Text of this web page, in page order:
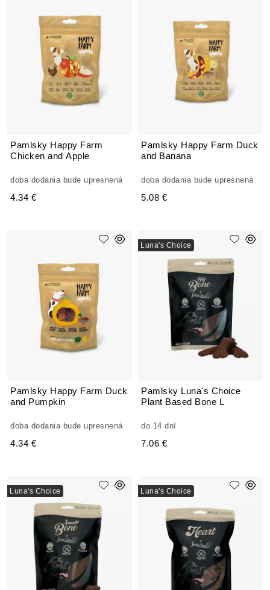
Pamlsky Happy Farm
Chicken and Apple
doba dodania bude upresnená
4.34 €
Pamlsky Happy Farm Duck
and Banana
doba dodania bude upresnená
5.08 €
Pamlsky Happy Farm Duck
and Pumpkin
doba dodania bude upresnená
4.34 €
Pamlsky Luna's Choice
Plant Based Bone L
Luna's Choice
do 14 dní
7.06 €
Luna's Choice Luna's Choice